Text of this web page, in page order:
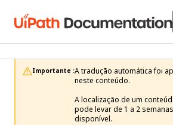
Importante :A tradução automática foi
neste conteúdo.
A localização de um
pode levar de 1 a 2
disponível.